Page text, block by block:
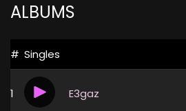
ALBUMS
# Singles
1 E3gaz